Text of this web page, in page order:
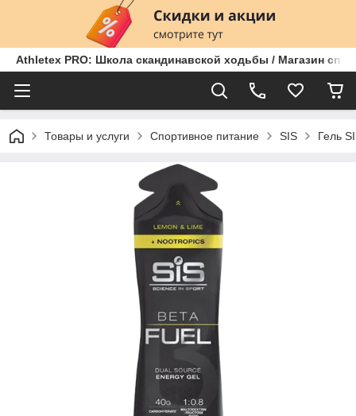
Athletex PRO: Школа скандинавской ходьбы / Магазин
Товары и услуги Спортивное питание SIS Гель